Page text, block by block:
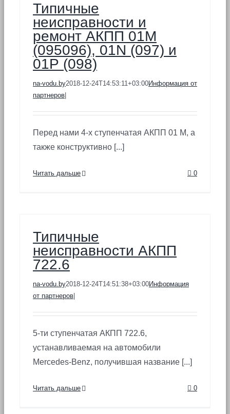
Типичные
неисправности и
ремонт АКПП 01М
(095096), 01N (097) и
01Р (098)
na-vodu.by2018-12-24T14:53:11+03:00Информация от
партнеров
Перед нами 4-х ступенчатая АКПП 01 М, а
также конструктивно [...]
Читать дальше 0
Типичные
неисправности АКПП
722.6
na-vodu.by2018-12-24T14:51:38+03:00Информация
от партнеров
5-ти ступенчатая АКПП 722.6,
устанавливаемая на автомобили
Mercedes-Benz, получившая название [...]
Читать дальше 0